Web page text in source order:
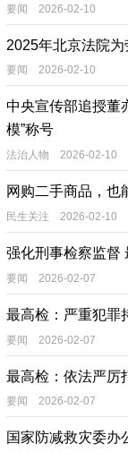
要闻 2026-02-10
2025年北京法院
要闻 2026-02-10
中央宣传部追授董
模”称号
法治人物 2026-02-10
网购二手商品，也
民生关注 2026-02-10
强化刑事检察监督
要闻 2026-02-07
最高检：严重犯罪
要闻 2026-02-07
最高检：依法严厉
要闻 2026-02-07
国家防减救灾委办